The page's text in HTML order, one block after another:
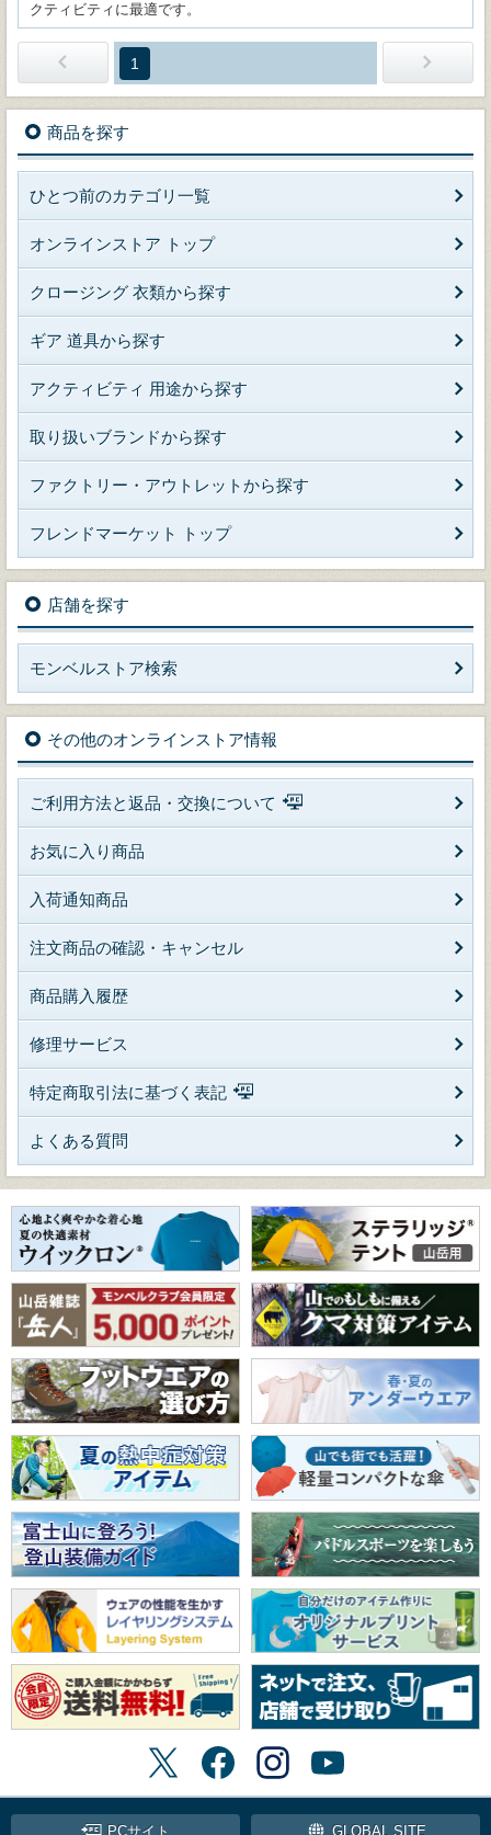
クティビティに最適です。
1
商品を探す
ひとつ前のカテゴリ一覧
オンラインストア トップ
クロージング 衣類から探す
ギア 道具から探す
アクティビティ 用途から探す
取り扱いブランドから探す
ファクトリー・アウトレットから探す
フレンドマーケット トップ
店舗を探す
モンベルストア検索
その他のオンラインストア情報
ご利用方法と返品・交換について
お気に入り商品
入荷通知商品
注文商品の確認・キャンセル
商品購入履歴
修理サービス
特定商取引法に基づく表記
よくある質問
PCサイト GLOBAL SITE